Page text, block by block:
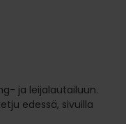
ja leijalautailuun.
edessä, sivuilla